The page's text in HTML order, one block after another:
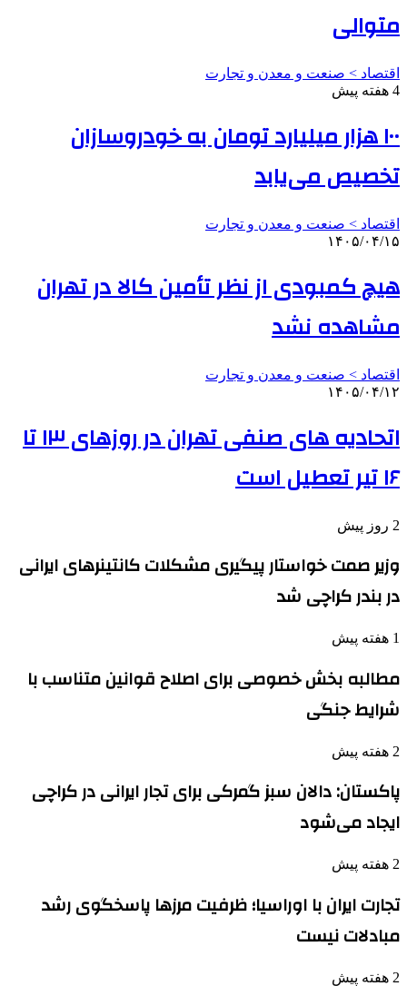
متوالی
اقتصاد > صنعت و معدن و تجارت
4 هفته پیش
۱۰۰ هزار میلیارد تومان به خودروسازان
تخصیص می‌یابد
اقتصاد > صنعت و معدن و تجارت
۱۴۰۵/۰۴/۱۵
هیچ کمبودی از نظر تأمین کالا در تهران
مشاهده نشد
اقتصاد > صنعت و معدن و تجارت
۱۴۰۵/۰۴/۱۲
اتحادیه های صنفی تهران در روزهای ۱۳ تا
۱۶ تیر تعطیل است
2 روز پیش
وزیر صمت خواستار پیگیری مشکلات کانتینرهای ایرانی
در بندر کراچی شد
1 هفته پیش
مطالبه بخش خصوصی برای اصلاح قوانین متناسب با
شرایط جنگی
2 هفته پیش
پاکستان: دالان سبز گمرکی برای تجار ایرانی در کراچی
ایجاد می‌شود
2 هفته پیش
تجارت ایران با اوراسیا؛ ظرفیت مرزها پاسخگوی رشد
مبادلات نیست
2 هفته پیش